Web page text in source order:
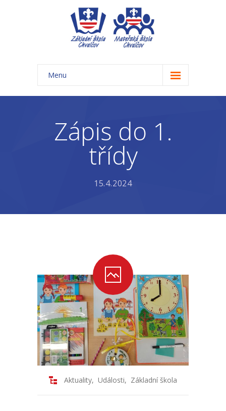
Menu
Úvod
-- Aktuality ZŠ
-- Organizace školního roku ZŠ
-- Školní vzdělávací program ZŠ
-- Fotogalerie ZŠ
Mateřská škola
-- Aktuality MŠ
-- Uspořádání dne MŠ
Zápis do 1.
třídy
15.4.2024
Aktuality, Události, Základní škola